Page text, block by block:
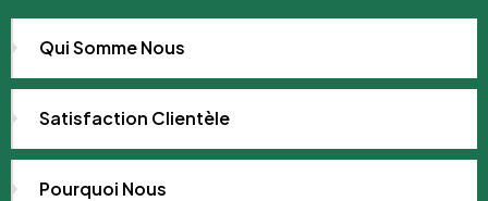
Qui Somme Nous
Satisfaction Clientèle
Pourquoi Nous